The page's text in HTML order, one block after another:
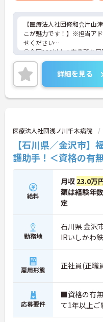
【医療法人社団修和会片山
こが魅力です！】※担当ア
せください
①全国120以上の事業所を展
プのひとつです！大きな母
しており働きやすい環境で
化した病院です！重度の方
神科について深く学べる環
♪年間休日110日以上♪オン
詳細を見る
医療法人社団浅ノ川千木病院
【石川県／金沢市
護助手！＜資格の有
給料
月収 23.0万
額は経験年
定
勤務地
石川県 金沢
IRいしかわ
雇用形態 正社員(正職
応募要件
■資格の有
て1年以上